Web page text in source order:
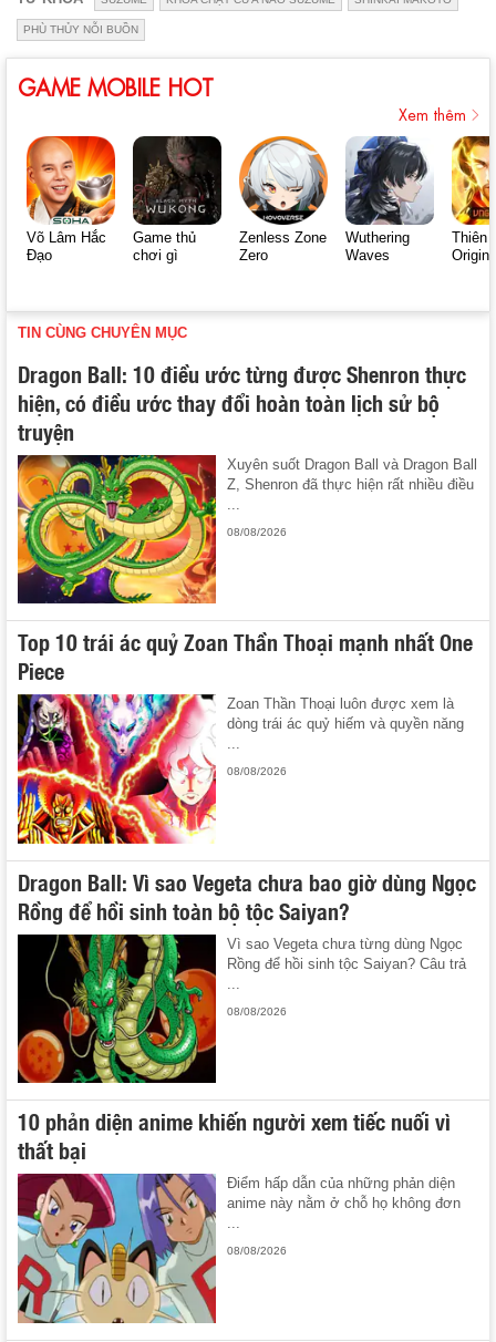
PHÙ THỦY NỖI BUỒN
GAME MOBILE HOT
Xem thêm
Võ Lâm Hắc
Đạo
Game thủ
chơi gì
Zenless Zone
Zero
Wuthering
Waves
Thiên
Origin
TIN CÙNG CHUYÊN MỤC
Dragon Ball: 10 điều ước từng được Shenron thực
hiện, có điều ước thay đổi hoàn toàn lịch sử bộ
truyện
Xuyên suốt Dragon Ball và Dragon Ball
Z, Shenron đã thực hiện rất nhiều điều
...
08/08/2026
Top 10 trái ác quỷ Zoan Thần Thoại mạnh nhất One
Piece
Zoan Thần Thoại luôn được xem là
dòng trái ác quỷ hiếm và quyền năng
...
08/08/2026
Dragon Ball: Vì sao Vegeta chưa bao giờ dùng Ngọc
Rồng để hồi sinh toàn bộ tộc Saiyan?
Vì sao Vegeta chưa từng dùng Ngọc
Rồng để hồi sinh tộc Saiyan? Câu trả
08/08/2026
10 phản diện anime khiến người xem tiếc nuối vì
thất bại
Điểm hấp dẫn của những phản diện
anime này nằm ở chỗ họ không đơn
...
08/08/2026